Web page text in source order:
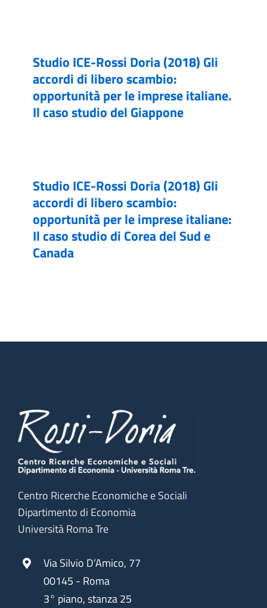
Studio ICE-Rossi Doria (2018) Gli
accordi di libero scambio:
opportunità per le imprese italiane.
Il caso studio del Giappone
Studio ICE-Rossi Doria (2018) Gli
accordi di libero scambio:
opportunità per le imprese italiane:
Il caso studio di Corea del Sud e
Canada
Centro Ricerche Economiche e Sociali
Dipartimento di Economia
Università Roma Tre
Via Silvio D’Amico, 77
00145 - Roma
3° piano, stanza 25